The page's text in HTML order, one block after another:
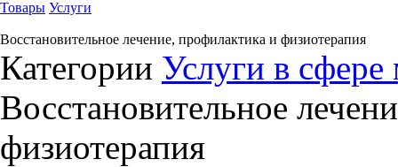
Товары Услуги
Восстановительное лечение, профилактика и физиотерапия
Категории Услуги в
Восстановительное
физиотерапия